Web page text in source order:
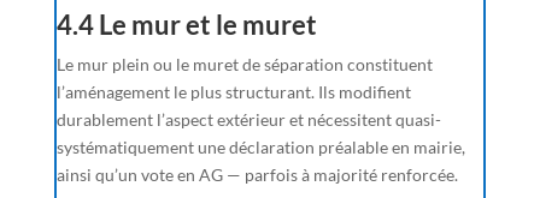
4.4 Le mur et le muret
Le mur plein ou le muret de séparation constituent
l’aménagement le plus structurant. Ils modifient
durablement l’aspect extérieur et nécessitent quasi-
systématiquement une déclaration préalable en mairie,
ainsi qu’un vote en AG — parfois à majorité renforcée.